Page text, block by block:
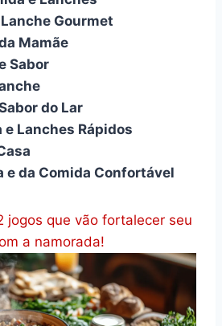
Gourmet
Mamãe
Sabor
do Lar
e Lanches Rápidos
e da Comida Confortável
jogos que vão fortalecer seu
a namorada!